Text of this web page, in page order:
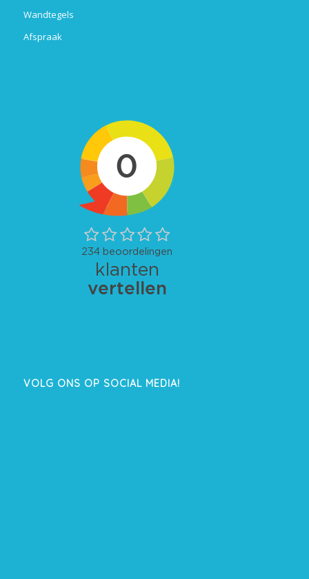
Wandtegels
Afspraak
VOLG ONS OP SOCIAL MEDIA!